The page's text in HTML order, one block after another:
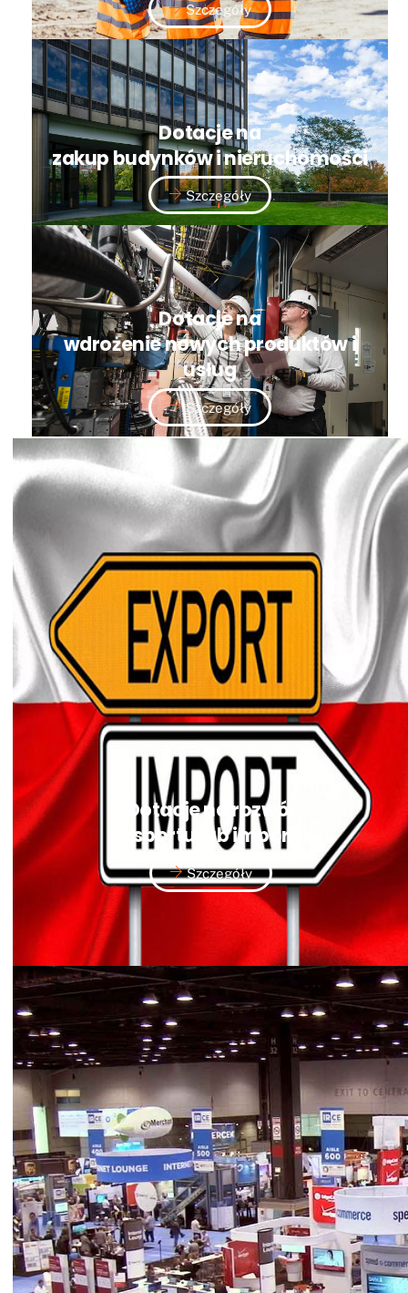
Szczegóły
Dotacje na
zakup budynków i nieruchomości
Szczegóły
Dotacje na
wdrożenie nowych produktów i
usług
Szczegóły
Dotacje na rozwój
eksportu lub importu
Szczegóły